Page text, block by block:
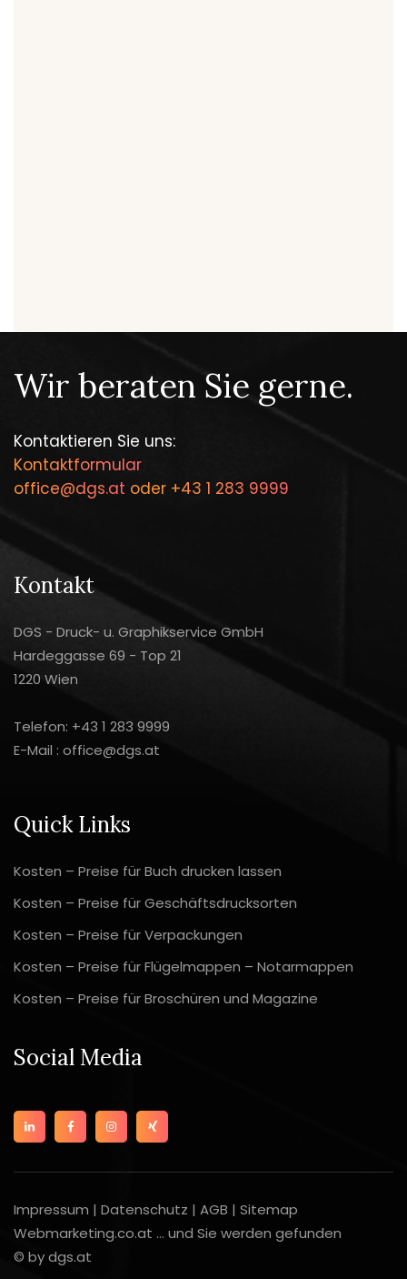
Wir beraten Sie gerne.
Kontaktieren Sie uns:
Kontaktformular
office@dgs.at oder +43 1 283 9999
Kontakt
DGS - Druck- u. Graphikservice GmbH
Hardeggasse 69 - Top 21
1220 Wien
Telefon: +43 1 283 9999
E-Mail : office@dgs.at
Quick Links
Kosten – Preise für Buch drucken lassen
Kosten – Preise für Geschäftsdrucksorten
Kosten – Preise für Verpackungen
Kosten – Preise für Flügelmappen – Notarmappen
Kosten – Preise für Broschüren und Magazine
Social Media
Impressum | Datenschutz | AGB | Sitemap
Webmarketing.co.at ... und Sie werden gefunden
© by dgs.at